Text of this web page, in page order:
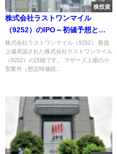
株投資
株式会社ラストワンマイル
（9252）のIPO～初値予想と新
規上場情報～
株式会社ラストワンマイル（9252） 新規
上場承認された株式会社ラストワンマイル
（9252）の詳細です。 マザーズ上場の小
型案件（想定時価総...